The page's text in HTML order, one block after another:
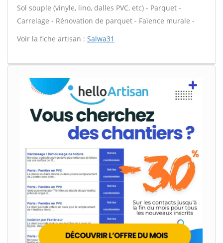
Sol souple (vinyle, lino, dalles PVC, etc) - Parquet -
Carrelage - Rénovation de parquet - Faïence murale -
Voir la fiche artisan : Salwa31